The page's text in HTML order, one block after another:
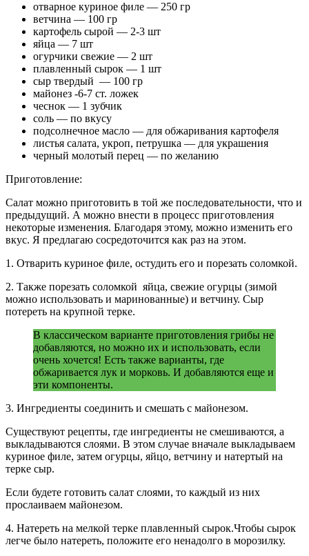
отварное куриное филе — 250 гр
ветчина — 100 гр
картофель сырой — 2-3 шт
яйца — 7 шт
огурчики свежие — 2 шт
плавленный сырок — 1 шт
сыр твердый — 100 гр
майонез -6-7 ст. ложек
чеснок — 1 зубчик
соль — по вкусу
подсолнечное масло — для обжаривания картофеля
листья салата, укроп, петрушка — для украшения
черный молотый перец — по желанию
Приготовление:
Салат можно приготовить в той же последовательности, что и
предыдущий. А можно внести в процесс приготовления
некоторые изменения. Благодаря этому, можно изменить его
вкус. Я предлагаю сосредоточится как раз на этом.
1. Отварить куриное филе, остудить его и порезать соломкой.
2. Также порезать соломкой яйца, свежие огурцы (зимой
можно использовать и маринованные) и ветчину. Сыр
потереть на крупной терке.
В классическом варианте приготовления грибы не
добавляются, но можно их и использовать, если
очень хочется! Есть также варианты, где
обжаривается лук и морковь. И добавляются еще и
эти компоненты.
3. Ингредиенты соединить и смешать с майонезом.
Существуют рецепты, где ингредиенты не смешиваются, а
выкладываются слоями. В этом случае вначале выкладываем
куриное филе, затем огурцы, яйцо, ветчину и натертый на
терке сыр.
Если будете готовить салат слоями, то каждый из них
прослаиваем майонезом.
4. Натереть на мелкой терке плавленный сырок.Чтобы сырок
легче было натереть, положите его ненадолго в морозилку.